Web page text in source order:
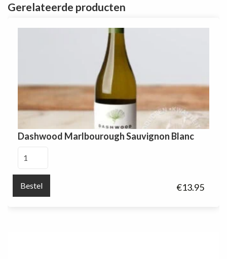
Gerelateerde producten
Dashwood Marlbourough Sauvignon Blanc
€13.95
Blanc
Bestel